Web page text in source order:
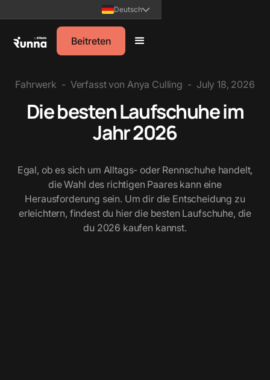
Deutsch
Beitreten
Fahrwerk - Verfasst von Anya Culling - July 18, 2026
Die besten Laufschuhe im
Jahr 2026
Egal, ob es sich um Alltags- oder Rennschuhe handelt,
die Wahl des richtigen Paares kann eine
Herausforderung sein. Um dir die Entscheidung zu
erleichtern, findest du hier die besten Laufschuhe, die
du 2026 kaufen kannst.